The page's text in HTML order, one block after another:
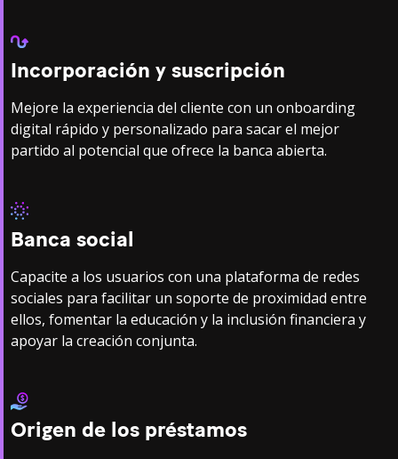
Incorporación y suscripción
Mejore la experiencia del cliente con un onboarding
digital rápido y personalizado para sacar el mejor
partido al potencial que ofrece la banca abierta.
Banca social
Capacite a los usuarios con una plataforma de redes
sociales para facilitar un soporte de proximidad entre
ellos, fomentar la educación y la inclusión financiera y
apoyar la creación conjunta.
Origen de los préstamos